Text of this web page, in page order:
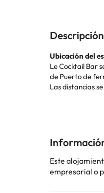
Ubicación del
Le Cocktail Bar se
de Puerto de
Las distancias
Puerto de ferris
Gran acuario:
St. Malo Citadel:
Puerto de Saint-
Playa de Saint-
Este
empresarial o